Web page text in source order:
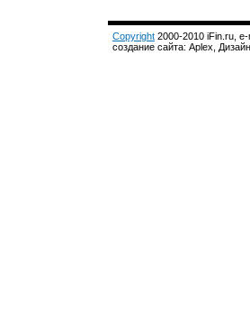
Copyright 2000-2010 iFin.ru, e-
создание сайта: Aplex,